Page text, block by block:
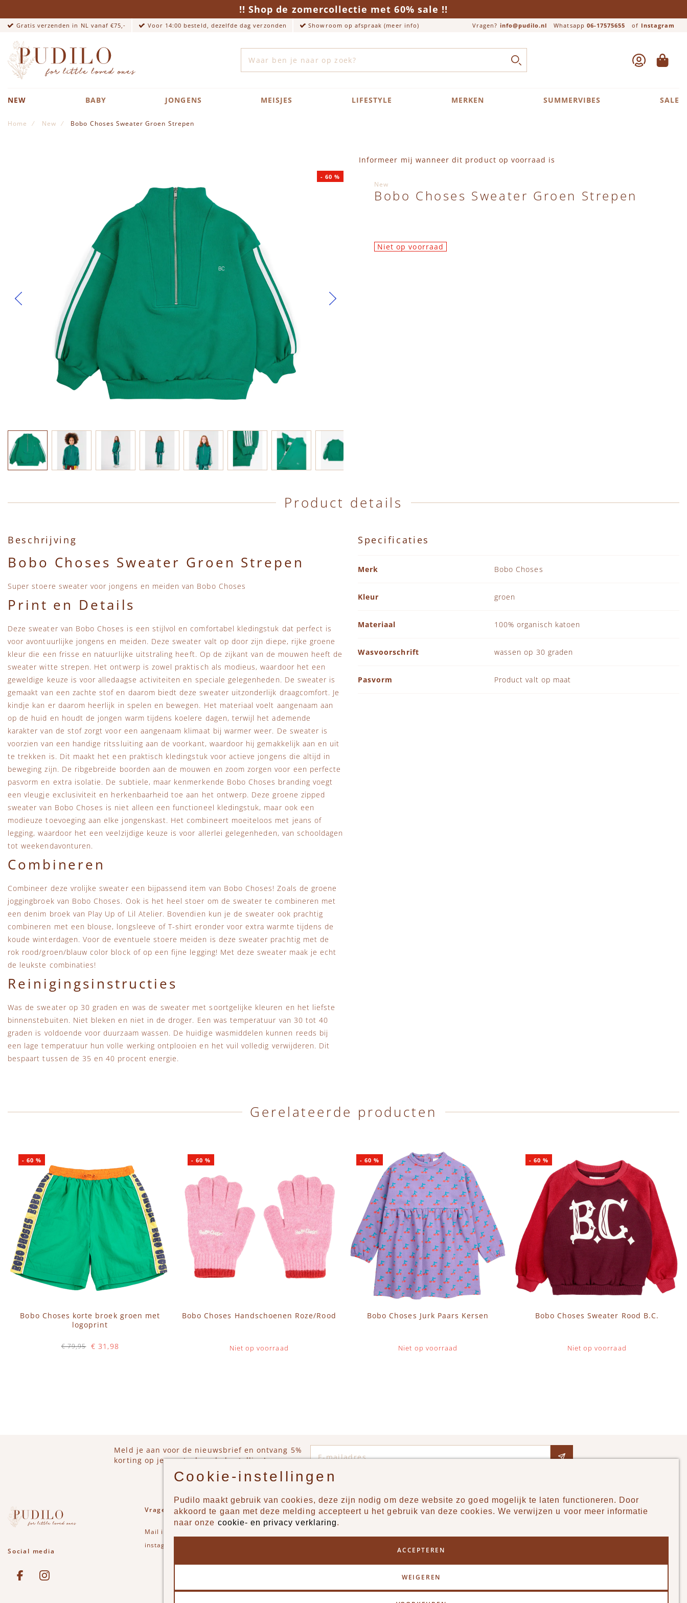
!! Shop de zomercollectie met 60% sale !!
Gratis verzenden in NL vanaf €75,- Voor 14:00 besteld, dezelfde dag verzonden Showroom op afspraak (meer info) Vragen? info@pudilo.nl Whatsapp 06-17575655 of Instagram
Close search
ZOEK ACCOUNT
NEW BABY JONGENS MEISJES LIFESTYLE MERKEN SUMMERVIBES SALE
Home New Bobo Choses Sweater Groen Strepen
- 60 %
Informeer mij wanneer dit product op voorraad is
New
Bobo Choses Sweater Groen Strepen
Niet op voorraad
Product details
Beschrijving
Bobo Choses Sweater Groen Strepen
Super stoere sweater voor jongens en meiden van Bobo Choses
Print en Details
Deze sweater van Bobo Choses is een stijlvol en comfortabel kledingstuk dat perfect is
voor avontuurlijke jongens en meiden. Deze sweater valt op door zijn diepe, rijke groene
kleur die een frisse en natuurlijke uitstraling heeft. Op de zijkant van de mouwen heeft de
sweater witte strepen. Het ontwerp is zowel praktisch als modieus, waardoor het een
geweldige keuze is voor alledaagse activiteiten en speciale gelegenheden. De sweater is
gemaakt van een zachte stof en daarom biedt deze sweater uitzonderlijk draagcomfort. Je
kindje kan er daarom heerlijk in spelen en bewegen. Het materiaal voelt aangenaam aan
op de huid en houdt de jongen warm tijdens koelere dagen, terwijl het ademende
karakter van de stof zorgt voor een aangenaam klimaat bij warmer weer. De sweater is
voorzien van een handige ritssluiting aan de voorkant, waardoor hij gemakkelijk aan en uit
te trekken is. Dit maakt het een praktisch kledingstuk voor actieve jongens die altijd in
beweging zijn. De ribgebreide boorden aan de mouwen en zoom zorgen voor een perfecte
pasvorm en extra isolatie. De subtiele, maar kenmerkende Bobo Choses branding voegt
een vleugje exclusiviteit en herkenbaarheid toe aan het ontwerp. Deze groene zipped
sweater van Bobo Choses is niet alleen een functioneel kledingstuk, maar ook een
modieuze toevoeging aan elke jongenskast. Het combineert moeiteloos met jeans of
legging, waardoor het een veelzijdige keuze is voor allerlei gelegenheden, van schooldagen
tot weekendavonturen.
Combineren
Combineer deze vrolijke sweater een bijpassend item van Bobo Choses! Zoals de groene
joggingbroek van Bobo Choses. Ook is het heel stoer om de sweater te combineren met
een denim broek van Play Up of Lil Atelier. Bovendien kun je de sweater ook prachtig
combineren met een blouse, longsleeve of T-shirt eronder voor extra warmte tijdens de
koude winterdagen. Voor de eventuele stoere meiden is deze sweater prachtig met de
rok rood/groen/blauw color block of op een fijne legging! Met deze sweater maak je echt
de leukste combinaties!
Reinigingsinstructies
Was de sweater op 30 graden en was de sweater met soortgelijke kleuren en het liefste
binnenstebuiten. Niet bleken en niet in de droger. Een was temperatuur van 30 tot 40
graden is voldoende voor duurzaam wassen. De huidige wasmiddelen kunnen reeds bij
een lage temperatuur hun volle werking ontplooien en het vuil volledig verwijderen. Dit
bespaart tussen de 35 en 40 procent energie.
Specificaties
Merk
Bobo Choses
Kleur groen
Materiaal 100% organisch katoen
Wasvoorschrift wassen op 30 graden
Pasvorm Product valt op maat
Gerelateerde producten
Bobo Choses korte broek groen met
logoprint
€ 31,98
€ 79,95
-60 %
Bobo Choses Handschoenen Roze/Rood
Niet op voorraad
- 60 %
Bobo Choses Jurk Paars Kersen
Niet op voorraad
-60 %
Bobo Choses Sweater Rood B.C.
Niet op voorraad
- 60 %
Meld je aan voor de nieuwsbrief en ontvang 5%
korting op je eerstvolgende bestelling!
Social media
See our FacebookBekijk onze Instagram pagina
Vragen of opmerkingen?
Mail info@pudilo.nl
instagram
Producten
Merken
Pudilo
Klantenservice - Ruilen & Retourneren
Cookie-instellingen
Pudilo maakt gebruik van cookies, deze zijn nodig om deze website zo goed mogelijk te laten functioneren. Door
akkoord te gaan met deze melding accepteert u het gebruik van deze cookies. We verwijzen u voor meer informatie
naar onze cookie- en privacy verklaring.
ACCEPTEREN
WEIGEREN